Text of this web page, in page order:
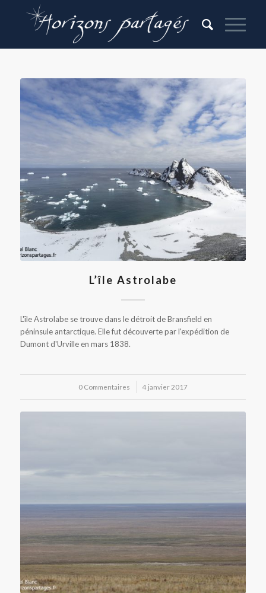
L’île Astrolabe
L'île Astrolabe se trouve dans le détroit de Bransfield en
péninsule antarctique. Elle fut découverte par l'expédition de
Dumont d'Urville en mars 1838.
0 Commentaires
/ 4 janvier 2017